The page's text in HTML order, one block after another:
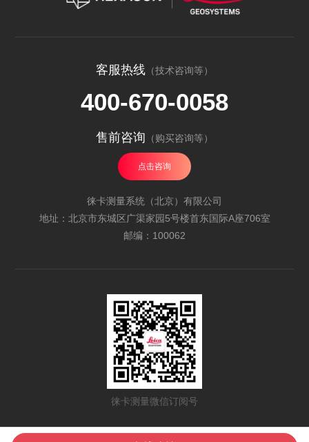
客服热线 （技术咨询等）
400-670-0058
售前咨询 （购买咨询等）
点击咨询
徕卡测量系统（北京）有限公司
地址：北京市东城区广渠家园5号楼首东国际A座706室
邮编：100062
徕卡测量微信订阅号